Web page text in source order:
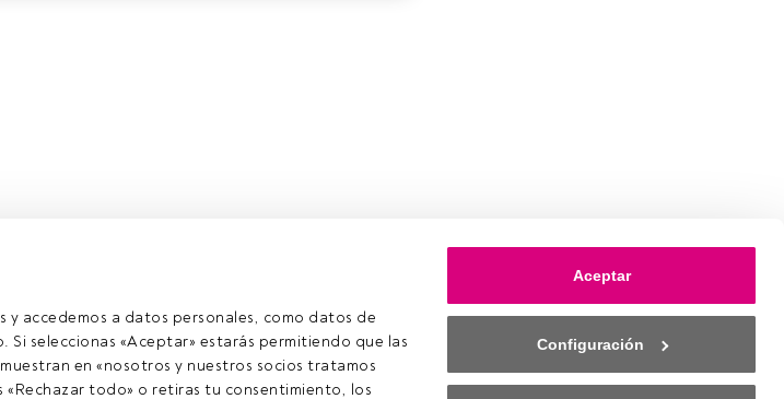
y accedemos a datos personales, como datos de
seleccionas «Aceptar» estarás permitiendo que las
en «nosotros y nuestros socios tratamos
todo» o retiras tu consentimiento, los
Aceptar
Configuración